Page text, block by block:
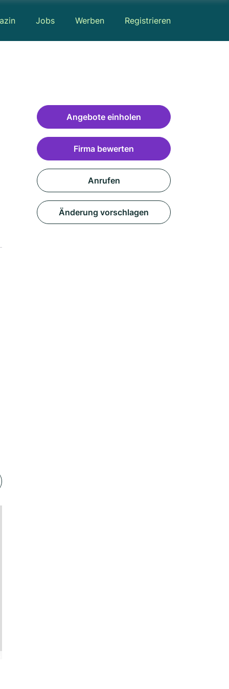
Jobs Werben Registrieren
Angebote einholen
Firma bewerten
Anrufen
Änderung vorschlagen